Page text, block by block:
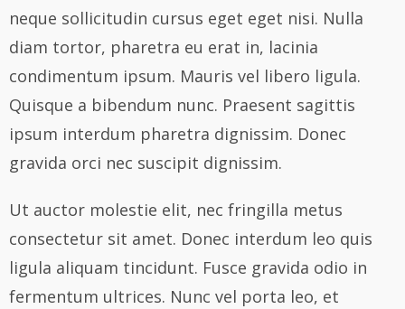
neque sollicitudin cursus eget eget nisi. Nulla
diam tortor, pharetra eu erat in, lacinia
condimentum ipsum. Mauris vel libero ligula.
Quisque a bibendum nunc. Praesent sagittis
ipsum interdum pharetra dignissim. Donec
gravida orci nec suscipit dignissim.
Ut auctor molestie elit, nec fringilla metus
consectetur sit amet. Donec interdum leo quis
ligula aliquam tincidunt. Fusce gravida odio in
fermentum ultrices. Nunc vel porta leo, et